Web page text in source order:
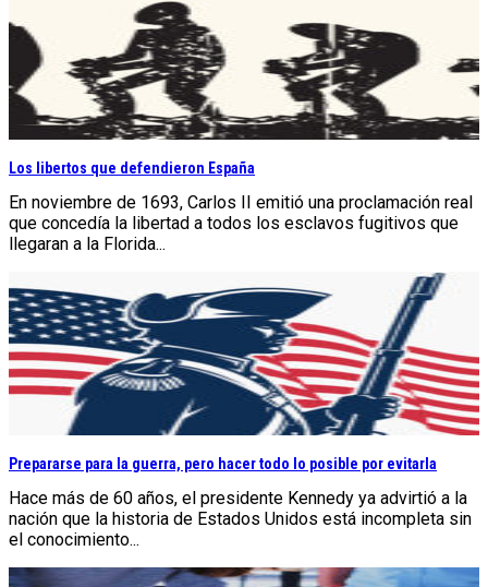
Los libertos que defendieron España
En noviembre de 1693, Carlos II emitió una proclamación real
que concedía la libertad a todos los esclavos fugitivos que
llegaran a la Florida...
Prepararse para la guerra, pero hacer todo lo posible por evitarla
Hace más de 60 años, el presidente Kennedy ya advirtió a la
nación que la historia de Estados Unidos está incompleta sin
el conocimiento...